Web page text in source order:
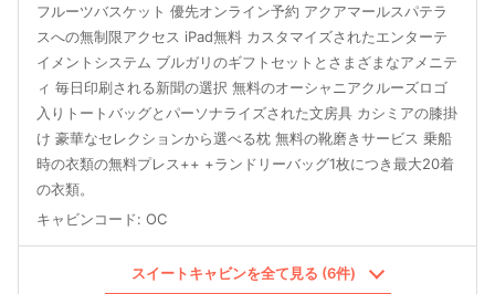
フルーツバスケット 優先オンライン予約 アクアマールスパテラ
スへの無制限アクセス iPad無料 カスタマイズされたエンターテ
イメントシステム ブルガリのギフトセットとさまざまなアメニテ
ィ 毎日印刷される新聞の選択 無料のオーシャニアクルーズロゴ
入りトートバッグとパーソナライズされた文房具 カシミアの膝掛
け 豪華なセレクションから選べる枕 無料の靴磨きサービス 乗船
時の衣類の無料プレス++ +ランドリーバッグ1枚につき最大20着
の衣類。
キャビンコード: OC
スイートキャビンを全て見る (6件)